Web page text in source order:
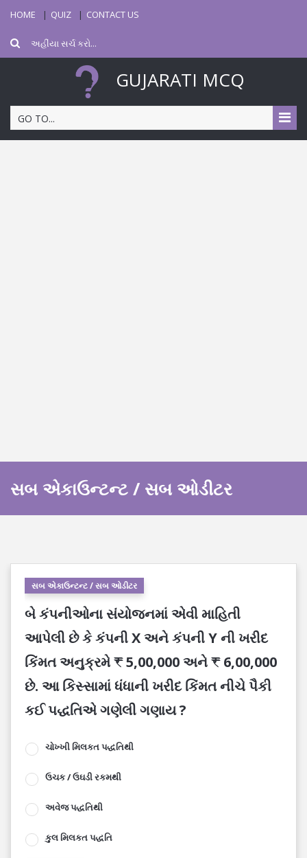
HOME QUIZ CONTACT US
GUJARATI MCQ
GO TO...
સબ એકાઉન્ટન્ટ / સબ ઓડીટર
સબ એકાઉન્ટન્ટ / સબ ઓડીટર
બે કંપનીઓના સંયોજનમાં એવી માહિતી
આપેલી છે કે કંપની X અને કંપની Y ની ખરીદ
કિંમત અનુક્રમે ₹ 5,00,000 અને ₹ 6,00,000
છે. આ કિસ્સામાં ધંધાની ખરીદ કિંમત નીચે પૈકી
કઈ પદ્ધતિએ ગણેલી ગણાય ?
ચોખ્ખી મિલકત પદ્ધતિથી
ઉચક / ઉઘડી રકમથી
અવેજ પદ્ધતિથી
કુલ મિલકત પદ્ધતિ